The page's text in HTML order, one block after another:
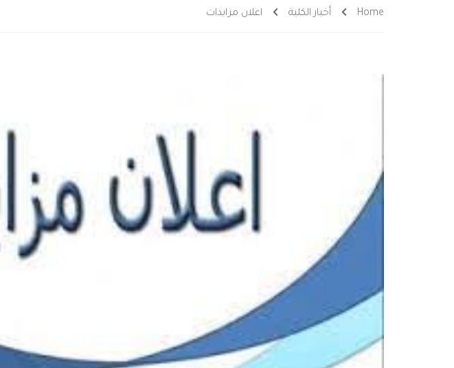
Home أخبار الكلية اعلان مزايدات